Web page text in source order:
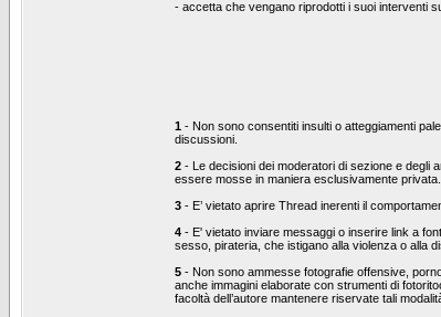
- accetta che vengano riprodotti i suoi interventi
1 - Non sono consentiti insulti o atteggiamenti
discussioni.
2 - Le decisioni dei moderatori di sezione e degli
essere mosse in maniera esclusivamente privata.
3 - E’ vietato aprire Thread inerenti il
4 - E' vietato inviare messaggi o inserire link a
sesso, pirateria, che istigano alla violenza o alla
5 - Non sono ammesse fotografie offensive,
anche immagini elaborate con strumenti di
facoltà dell’autore mantenere riservate tali